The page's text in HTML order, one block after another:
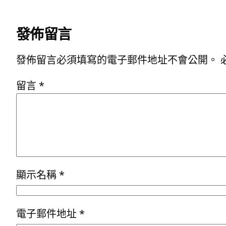
發佈留言
發佈留言必須填寫的電子郵件地址不會公開。
留言 *
顯示名稱 *
電子郵件地址 *